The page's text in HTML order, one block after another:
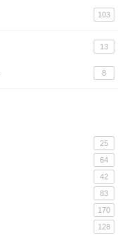
103
13
8
25
64
42
83
170
128